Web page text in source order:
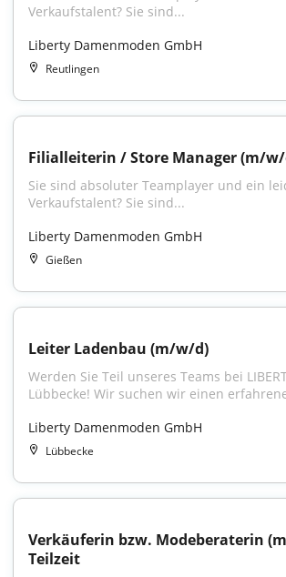
Verkaufstalent? Sie sind...
Liberty Damenmoden GmbH
Reutlingen
Filialleiterin / Store Manager (m/
Sie sind absoluter Teamplayer und ein
Verkaufstalent? Sie sind...
Liberty Damenmoden GmbH
Gießen
Leiter Ladenbau (m/w/d)
Werden Sie Teil unseres Teams bei
Lübbecke! Wir suchen wir einen
Liberty Damenmoden GmbH
Lübbecke
Verkäuferin bzw. Modeberaterin
Teilzeit